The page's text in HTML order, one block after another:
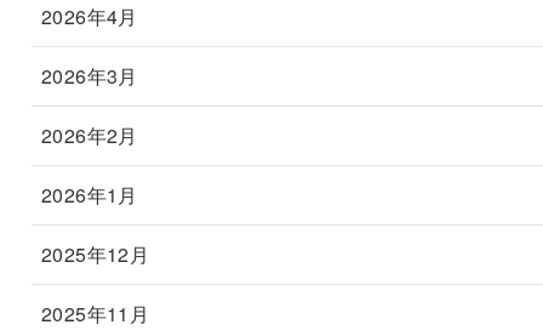
2026年4月
2026年3月
2026年2月
2026年1月
2025年12月
2025年11月